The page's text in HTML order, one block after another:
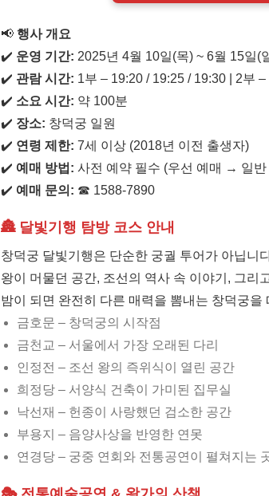
📢 행사 개요
✔️ 운영 기간: 2025년 4월 10일(목) ~ 6월 15일(
✔️ 관람 시간: 1부 – 19:20 / 19:25 / 19:30 | 2부
✔️ 소요 시간: 약 100분
✔️ 장소: 창덕궁 일원
✔️ 연령 제한: 7세 이상 (2018년 이전 출생자)
✔️ 예매 방법: 사전 예약 필수 (우선 예매 → 일반
✔️ 예매 문의: ☎ 1588-7890
🏯 달빛기행 탐방 코스 안내
창덕궁 달빛기행은 단순한 궁궐 투어가 아닙니
왕이 머물던 공간, 조선의 역사 속 이야기, 그리
밤이 되면 완전히 다른 매력을 뽐내는 창덕궁을
금호문 – 창덕궁의 시작점
금천교 – 서울에서 가장 오래된 다리
인정전 – 조선 왕의 즉위식이 열린 공간
희정당 – 서양식 건축이 가미된 집무실
낙선재 – 헌종이 사랑했던 검소한 공간
부용지 – 음양사상을 반영한 연못
연경당 – 궁중 연회와 전통공연이 펼쳐지는